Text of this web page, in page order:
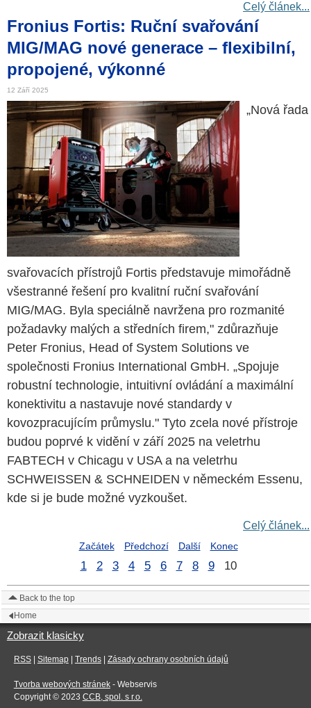
Celý článek...
Fronius Fortis: Ruční svařování
MIG/MAG nové generace – flexibilní,
propojené, výkonné
12 Září 2025
„Nová řada
svařovacích přístrojů Fortis představuje mimořádně
všestranné řešení pro kvalitní ruční svařování
MIG/MAG. Byla speciálně navržena pro rozmanité
požadavky malých a středních firem," zdůrazňuje
Peter Fronius, Head of System Solutions ve
společnosti Fronius International GmbH. „Spojuje
robustní technologie, intuitivní ovládání a maximální
konektivitu a nastavuje nové standardy v
kovozpracujícím průmyslu." Tyto zcela nové přístroje
budou poprvé k vidění v září 2025 na veletrhu
FABTECH v Chicagu v USA a na veletrhu
SCHWEISSEN & SCHNEIDEN v německém Essenu,
kde si je bude možné vyzkoušet.
Celý článek...
Začátek Předchozí Další Konec
1 2 3 4 5 6 7 8 9 10
Back to the top
Home
Zobrazit klasicky
RSS| Sitemap| Trends| Zásady ochrany osobních údajů
Tvorba webových stránek- Webservis
Copyright © 2023 CCB, spol. s r.o.